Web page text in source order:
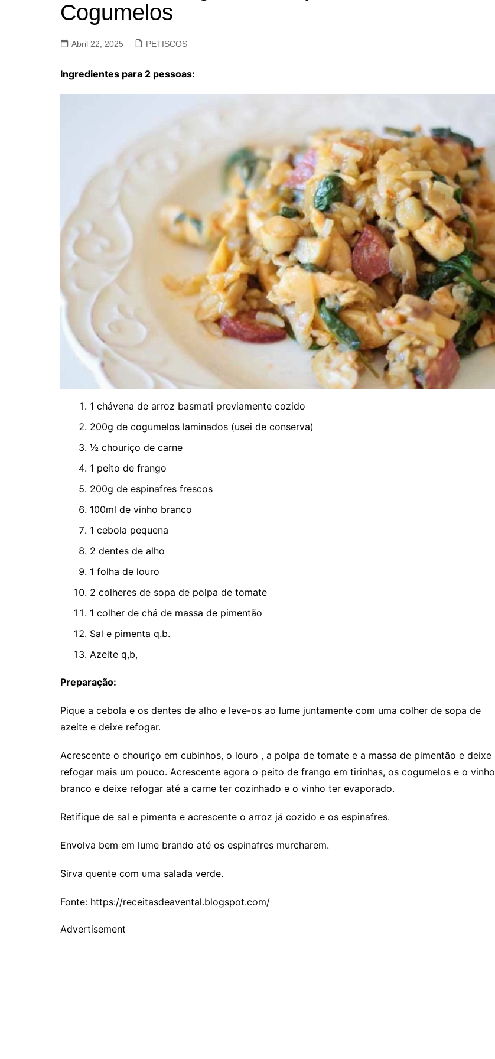
VACA, VITELA, NOVILHO
Cogumelos
Abril 22, 2025 PETISCOS
Ingredientes para 2 pessoas:
1 chávena de arroz basmati previamente cozido
200g de cogumelos laminados (usei de conserva)
½ chouriço de carne
1 peito de frango
200g de espinafres frescos
100ml de vinho branco
1 cebola pequena
2 dentes de alho
1 folha de louro
2 colheres de sopa de polpa de tomate
1 colher de chá de massa de pimentão
Sal e pimenta q.b.
Azeite q,b,
Preparação:
Pique a cebola e os dentes de alho e leve-os ao lume juntamente com uma colher de sopa de
azeite e deixe refogar.
Acrescente o chouriço em cubinhos, o louro , a polpa de tomate e a massa de pimentão e deixe
refogar mais um pouco. Acrescente agora o peito de frango em tirinhas, os cogumelos e o vinho
branco e deixe refogar até a carne ter cozinhado e o vinho ter evaporado.
Retifique de sal e pimenta e acrescente o arroz já cozido e os espinafres.
Envolva bem em lume brando até os espinafres murcharem.
Sirva quente com uma salada verde.
Fonte: https://receitasdeavental.blogspot.com/
Advertisement